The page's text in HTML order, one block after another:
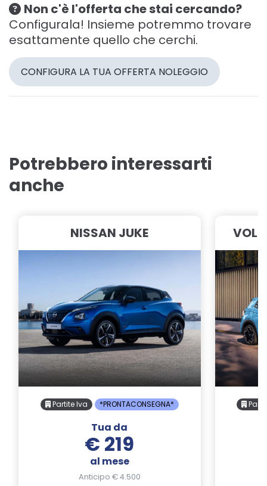
Non c'è l'offerta che stai cercando?
Configurala! Insieme potremmo trovare
esattamente quello che cerchi.
CONFIGURA LA TUA OFFERTA NOLEGGIO
Potrebbero interessarti
anche
NISSAN JUKE
Partite Iva *PRONTACONSEGNA*
Tua da
€ 219
al mese
Anticipo € 4.500